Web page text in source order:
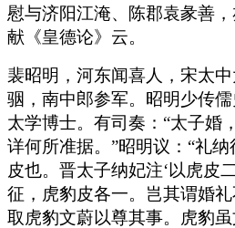
慰与济阳江淹、陈郡袁彖善，
献《皇德论》云。
裴昭明，河东闻喜人，宋太
骃，南中郎参军。昭明少传
太学博士。有司奏：“太子婚
详何所准据。”昭明议：“礼
皮也。晋太子纳妃注‘以虎皮
征，虎豹皮各一。岂其谓婚
取虎豹文蔚以尊其事。虎豹虽